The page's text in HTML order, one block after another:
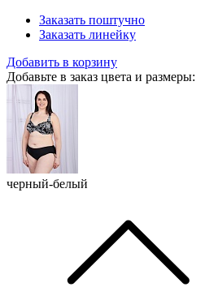
Заказать поштучно
Заказать линейку
Добавить в корзину
Добавьте в заказ цвета и размеры:
черный-белый